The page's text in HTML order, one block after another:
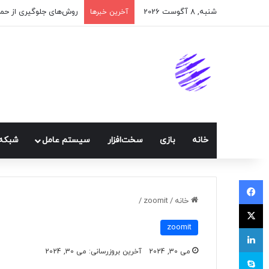
شنبه, 8 آگوست 2026 آخرین خبرها اپلیکیشن پیام‌رسان
خانه بازی سخت‌افزار سيستم عامل
خانه /
zoomit
/
zoomit
می 30, 2024 آخرین بروزرسانی: می 30, 2024
فیسبوک